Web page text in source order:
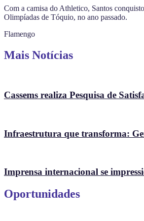
Com a camisa do Athletico, Santos
Olimpíadas de Tóquio, no ano passado.
Flamengo
Mais Notícias
Cassems realiza Pesquisa de
Infraestrutura que transforma:
Imprensa internacional se
Oportunidades